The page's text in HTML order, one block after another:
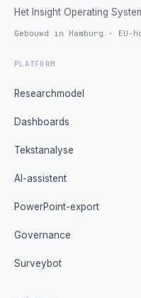
Het Insight Operating
Gebouwd in Hamburg · EU-
PLATFORM
Researchmodel
Dashboards
Tekstanalyse
AI-assistent
PowerPoint-export
Governance
Surveybot